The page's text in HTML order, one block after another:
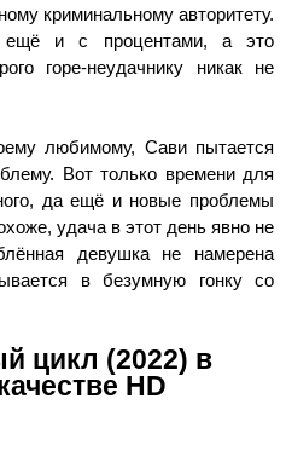
криминальному авторитету.
ещё и с процентами, а это
горе-неудачнику никак не
любимому, Сави пытается
Вот только времени для
да ещё и новые проблемы
удача в этот день явно не
девушка не намерена
в безумную гонку со
цикл (2022) в
HD